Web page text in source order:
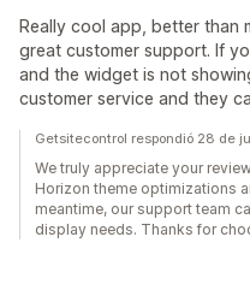
Really cool app, better than
great customer support. If
and the widget is not
customer service and they
Getsitecontrol respondió 28 de
We truly appreciate your
Horizon theme optimizations
meantime, our support team
display needs. Thanks for